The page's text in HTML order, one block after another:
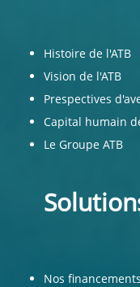
Histoire de l'ATB
Vision de l'ATB
Prespectives
Capital humain
Le Groupe ATB
Nos financements